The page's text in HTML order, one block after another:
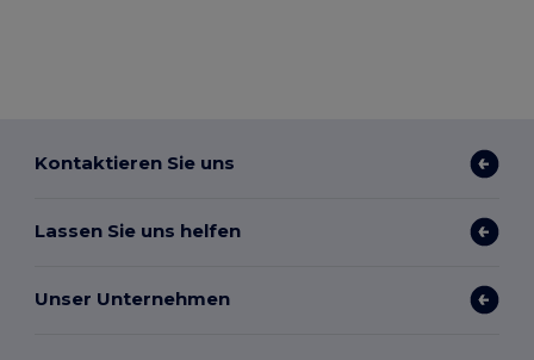
Kontaktieren Sie uns
Lassen Sie uns helfen
Unser Unternehmen